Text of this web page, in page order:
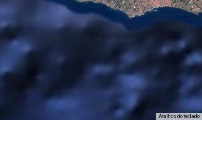
Atalhos do teclado